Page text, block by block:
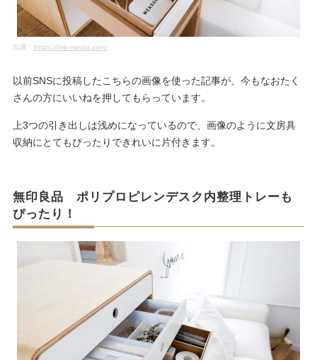
出典： https://folk-media.com/
以前SNSに投稿したこちらの画像を使った記事が、今もなおたく
さんの方にいいねを押してもらっています。
上3つの引き出しは浅めになっているので、画像のように文房具
収納にとてもぴったりできれいに片付きます。
無印良品 ポリプロピレンデスク内整理トレーも
ぴったり！